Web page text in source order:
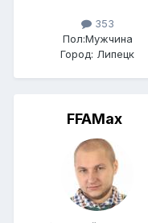
353
Пол:Мужчина
Город: Липецк
FFAMax